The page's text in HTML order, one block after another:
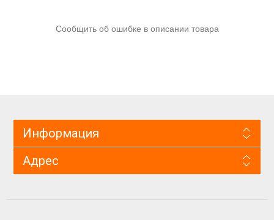
Сообщить об ошибке в описании товара
Информация
Адрес